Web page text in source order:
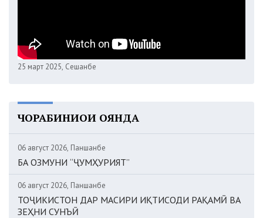
25 март 2025, Сешанбе
ЧОРАБИНИҲОИ ОЯНДА
06 август 2026, Панҷшанбе
БА ОЗМУНИ “ҶУМҲУРИЯТ”
06 август 2026, Панҷшанбе
ТОҶИКИСТОН ДАР МАСИРИ ИҚТИСОДИ РАҚАМӢ ВА
ЗЕҲНИ СУНЪӢ